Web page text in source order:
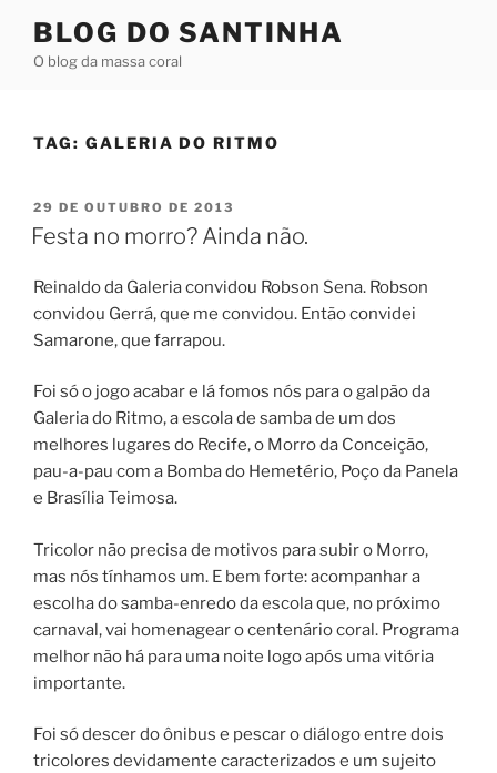
BLOG DO SANTINHA
O blog da massa coral
TAG: GALERIA DO RITMO
PUBLICADO
EM
29 DE OUTUBRO DE 2013
Festa no morro? Ainda não.
Reinaldo da Galeria convidou Robson Sena. Robson
convidou Gerrá, que me convidou. Então convidei
Samarone, que farrapou.
Foi só o jogo acabar e lá fomos nós para o galpão da
Galeria do Ritmo, a escola de samba de um dos
melhores lugares do Recife, o Morro da Conceição,
pau-a-pau com a Bomba do Hemetério, Poço da Panela
e Brasília Teimosa.
Tricolor não precisa de motivos para subir o Morro,
mas nós tínhamos um. E bem forte: acompanhar a
escolha do samba-enredo da escola que, no próximo
carnaval, vai homenagear o centenário coral. Programa
melhor não há para uma noite logo após uma vitória
importante.
Foi só descer do ônibus e pescar o diálogo entre dois
tricolores devidamente caracterizados e um sujeito